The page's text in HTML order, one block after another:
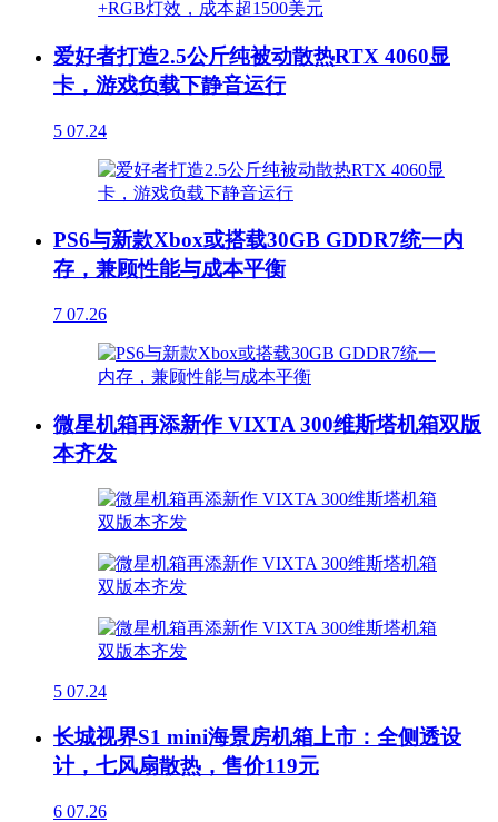
爱好者打造2.5公斤纯被动散热RTX 4060显
卡，游戏负载下静音运行
5 07.24
PS6与新款Xbox或搭载30GB GDDR7统一内
存，兼顾性能与成本平衡
7 07.26
微星机箱再添新作 VIXTA 300维斯塔机箱双版
本齐发
5 07.24
长城视界S1 mini海景房机箱上市：全侧透设
计，七风扇散热，售价119元
6 07.26